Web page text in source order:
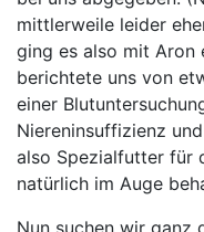
mittlerweile leider
ging es also mit Aron
berichtete uns von
einer
Niereninsuffizienz und
also Spezialfutter für
natürlich im Auge
Nun suchen wir ganz